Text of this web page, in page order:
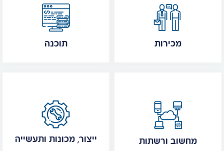
תוכנה מכירות
ייצור, מכונות ותעשייה מחשוב ורשתות